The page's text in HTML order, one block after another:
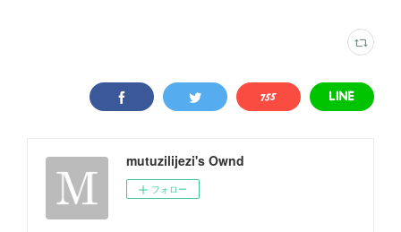
mutuzilijezi's Ownd
フォロー